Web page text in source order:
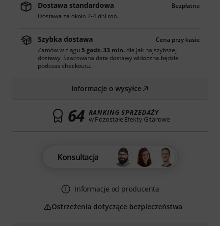
Dostawa standardowa
Bezpłatna
Dostawa za około 2-4 dni rob.
Szybka dostawa
Cena przy kasie
Zamów w ciągu5 godz. 32 min. dla jak najszybszej
dostawy. Szacowana data dostawy widoczna będzie
podczas checkoutu.
Informacje o wysyłce
64 RANKING SPRZEDAŻY
w Pozostałe Efekty Gitarowe
Konsultacja
Informacje od producenta
Ostrzeżenia dotyczące bezpieczeństwa